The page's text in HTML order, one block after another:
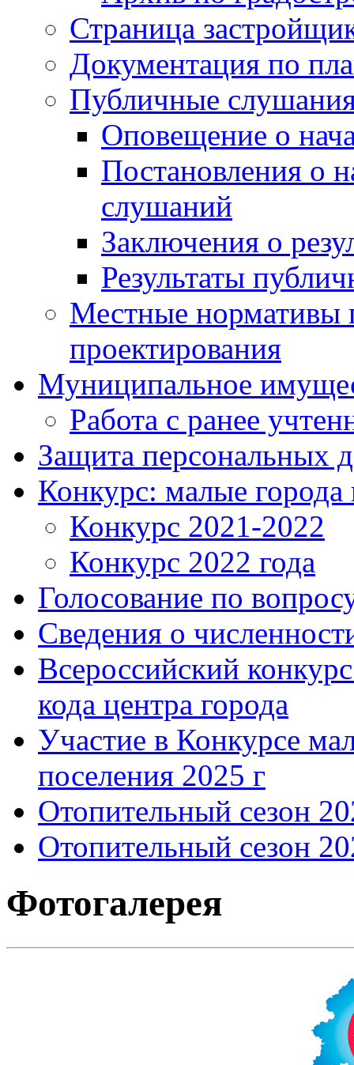
Страница
Документация по
Публичные
Оповещение о
Постановления о
слушаний
Заключения о
Результаты
Местные нормативы
проектирования
Муниципальное
Работа с ранее
Защита персональных
Конкурс: малые города
Конкурс 2021-2022
Конкурс 2022 года
Голосование по
Сведения о
Всероссийский
кода центра города
Участие в Конкурсе
поселения 2025 г
Отопительный сезон
Отопительный сезон
Фотогалерея